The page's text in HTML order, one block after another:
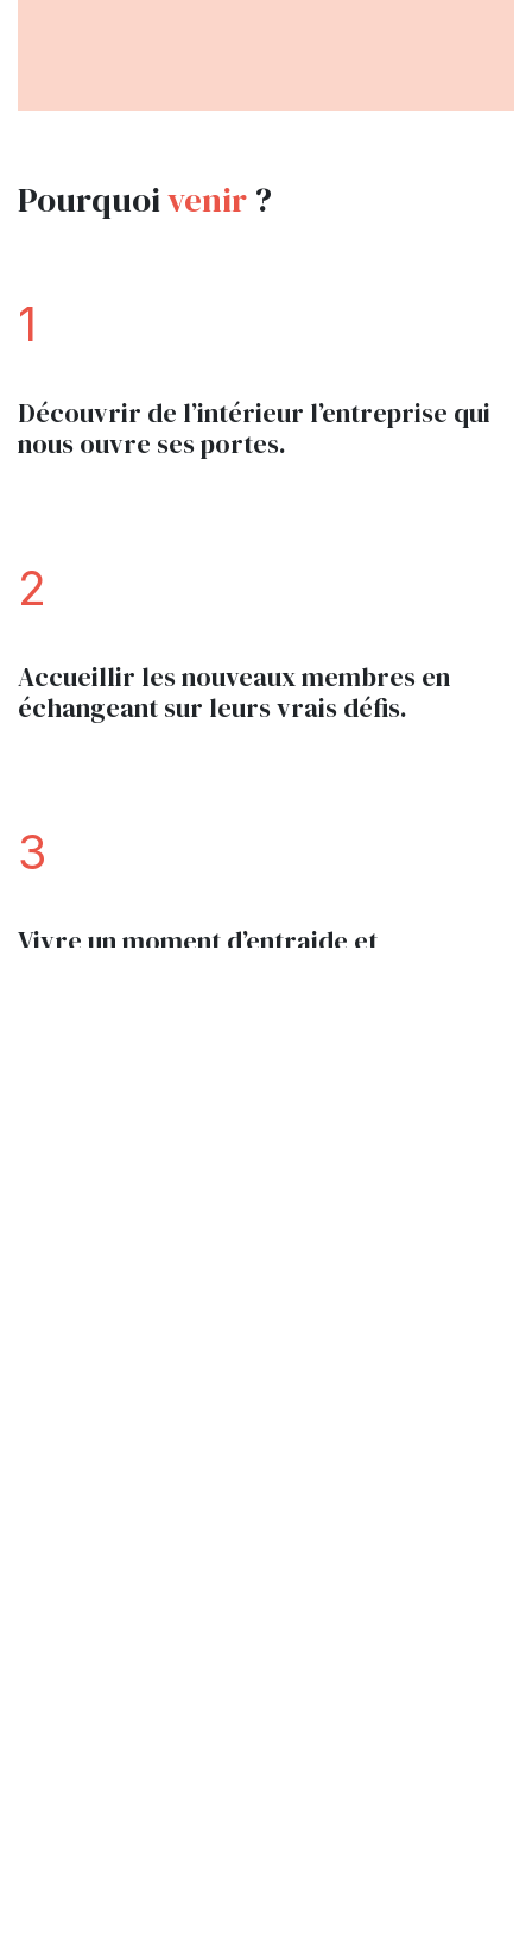
Pourquoivenir ?
1
Découvrir de l’intérieur l’entreprise qui
nous ouvre ses portes.
2
Accueillir les nouveaux membres en
échangeant sur leurs vrais défis.
3
Vivre un moment d’entraide et